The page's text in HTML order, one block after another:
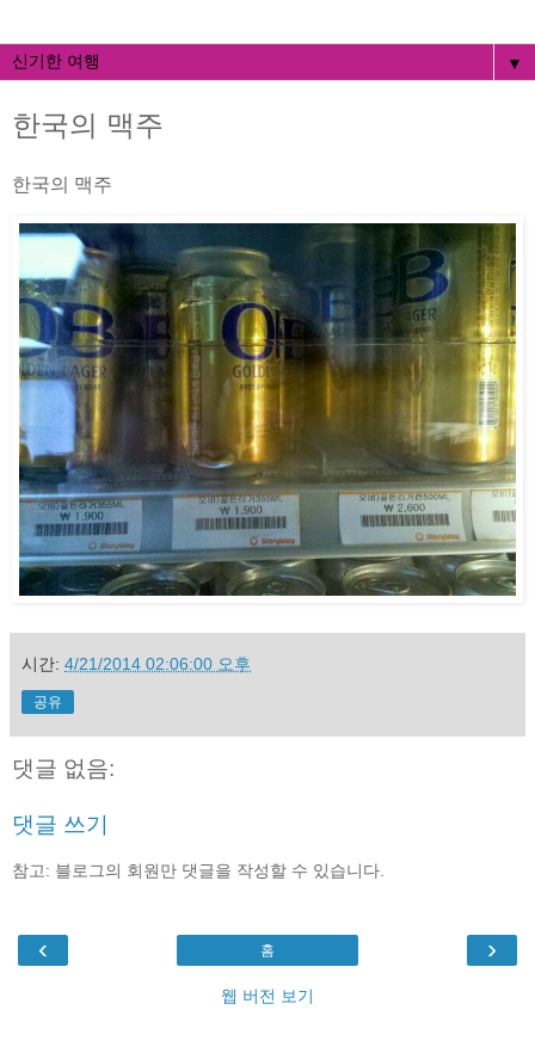
▼
한국의 맥주
한국의 맥주
시간: 4/21/2014 02:06:00 오후
공유
댓글 없음:
댓글 쓰기
참고: 블로그의 회원만 댓글을 작성할 수 있습니다.
‹ ›
홈
웹 버전 보기